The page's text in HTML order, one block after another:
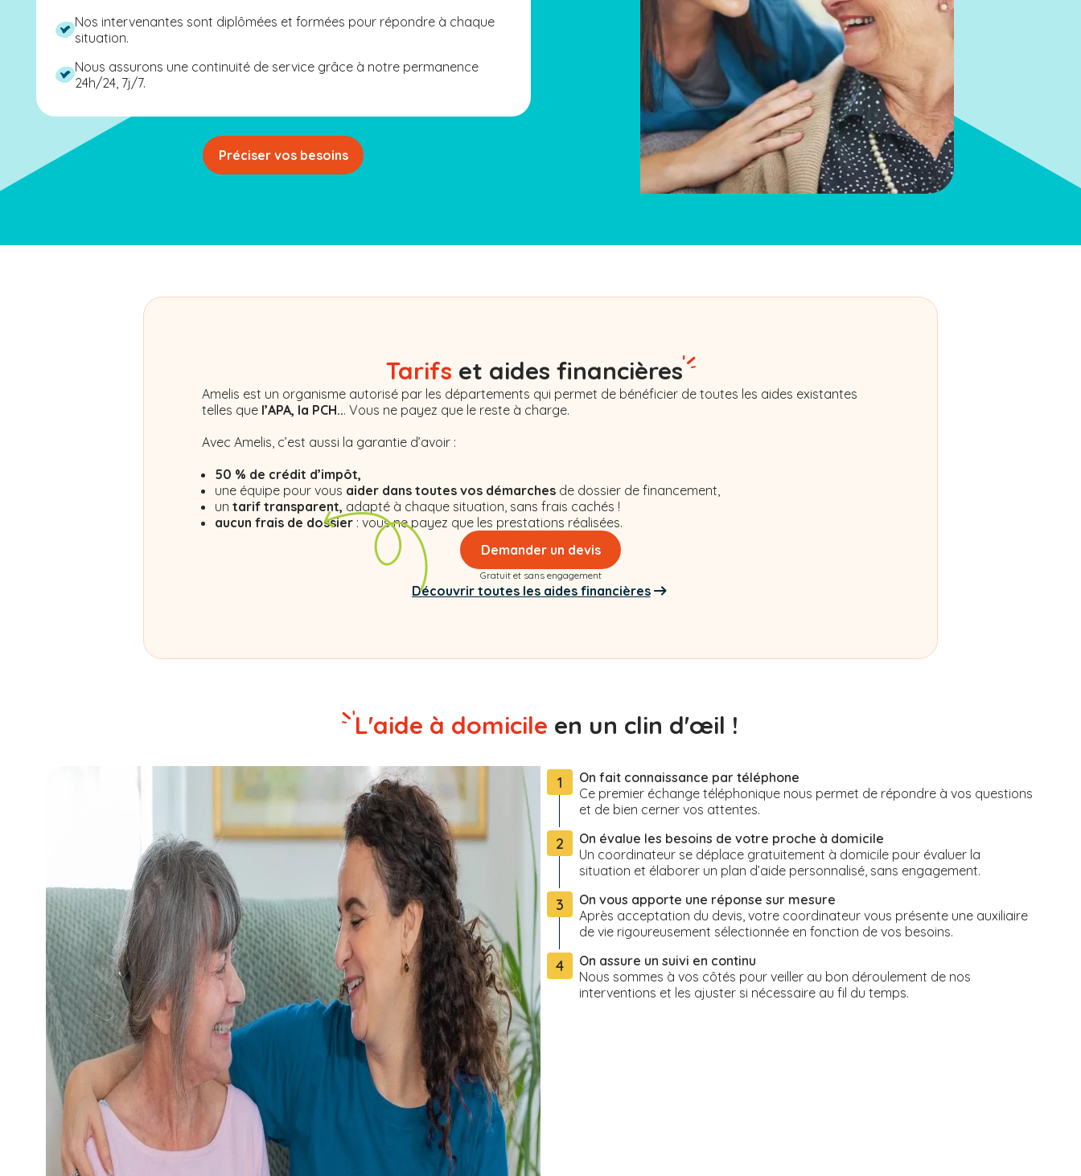
Nos intervenantes sont diplômées et formées pour répondre à chaque
situation.
Nous assurons une continuité de service grâce à notre permanence
24h/24, 7j/7.
Préciser vos besoins
Tarifs et aides financières
Amelis est un organisme autorisé par les départements qui permet de bénéficier de toutes les aides existantes
telles que l’APA, la PCH... Vous ne payez que le reste à charge.
Avec Amelis, c’est aussi la garantie d’avoir :
50 % de crédit d’impôt,
une équipe pour vous aider dans toutes vos démarches de dossier de financement,
un tarif transparent, adapté à chaque situation, sans frais cachés !
aucun frais de dossier : vous ne payez que les prestations réalisées.
Demander un devis
Gratuit et sans engagement
Découvrir toutes les aides financières
L'aide à domicile en un clin d'œil !
1
On fait connaissance par téléphone
Ce premier échange téléphonique nous permet de répondre à vos questions
et de bien cerner vos attentes.
2
On évalue les besoins de votre proche à domicile
Un coordinateur se déplace gratuitement à domicile pour évaluer la
situation et élaborer un plan d’aide personnalisé, sans engagement.
3
On vous apporte une réponse sur mesure
Après acceptation du devis, votre coordinateur vous présente une auxiliaire
de vie rigoureusement sélectionnée en fonction de vos besoins.
4
On assure un suivi en continu
Nous sommes à vos côtés pour veiller au bon déroulement de nos
interventions et les ajuster si nécessaire au fil du temps.